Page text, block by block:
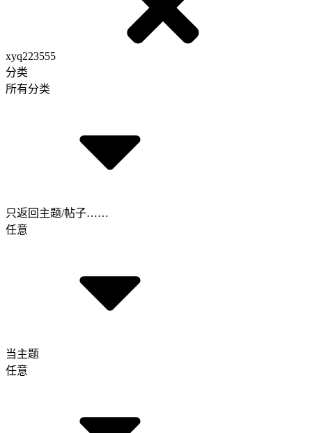
xyq223555
分类
所有分类
只返回主题/帖子……
任意
当主题
任意